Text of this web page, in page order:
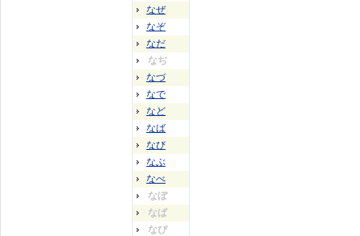
なぜ
なぞ
なだ
なぢ
なづ
なで
など
なば
なび
なぶ
なべ
なぼ
なぱ
なぴ